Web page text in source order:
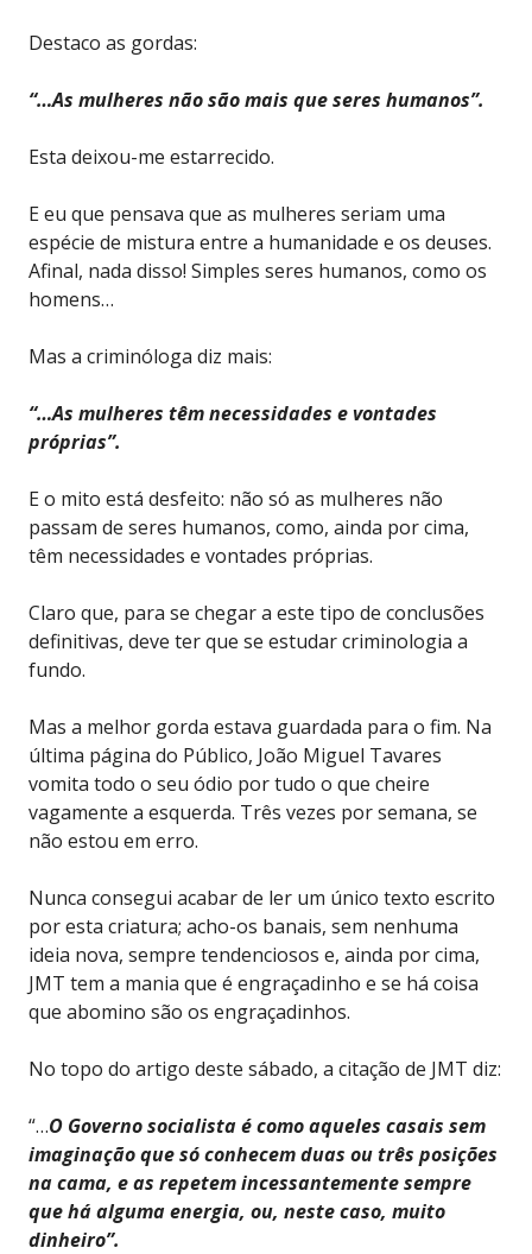
Destaco as gordas:
“…As mulheres não são mais que seres humanos”.
Esta deixou-me estarrecido.
E eu que pensava que as mulheres seriam uma
espécie de mistura entre a humanidade e os deuses.
Afinal, nada disso! Simples seres humanos, como os
homens…
Mas a criminóloga diz mais:
“…As mulheres têm necessidades e vontades
próprias”.
E o mito está desfeito: não só as mulheres não
passam de seres humanos, como, ainda por cima,
têm necessidades e vontades próprias.
Claro que, para se chegar a este tipo de conclusões
definitivas, deve ter que se estudar criminologia a
fundo.
Mas a melhor gorda estava guardada para o fim. Na
última página do Público, João Miguel Tavares
vomita todo o seu ódio por tudo o que cheire
vagamente a esquerda. Três vezes por semana, se
não estou em erro.
Nunca consegui acabar de ler um único texto escrito
por esta criatura; acho-os banais, sem nenhuma
ideia nova, sempre tendenciosos e, ainda por cima,
JMT tem a mania que é engraçadinho e se há coisa
que abomino são os engraçadinhos.
No topo do artigo deste sábado, a citação de JMT diz:
“…O Governo socialista é como aqueles casais sem
imaginação que só conhecem duas ou três posições
na cama, e as repetem incessantemente sempre
que há alguma energia, ou, neste caso, muito
dinheiro”.